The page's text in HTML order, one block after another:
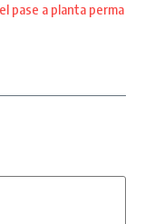
pase a planta perma